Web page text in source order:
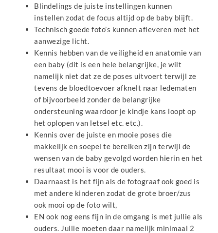
Blindelings de juiste instellingen kunnen
instellen zodat de focus altijd op de baby blijft.
Technisch goede foto’s kunnen afleveren met het
aanwezige licht.
Kennis hebben van de veiligheid en anatomie van
een baby (dit is een hele belangrijke, je wilt
namelijk niet dat ze de poses uitvoert terwijl ze
tevens de bloedtoevoer afknelt naar ledematen
of bijvoorbeeld zonder de belangrijke
ondersteuning waardoor je kindje kans loopt op
het oplopen van letsel etc. etc.).
Kennis over de juiste en mooie poses die
makkelijk en soepel te bereiken zijn terwijl de
wensen van de baby gevolgd worden hierin en het
resultaat mooi is voor de ouders.
Daarnaast is het fijn als de fotograaf ook goed is
met andere kinderen zodat de grote broer/zus
ook mooi op de foto wilt,
EN ook nog eens fijn in de omgang is met jullie als
ouders. Jullie moeten daar namelijk minimaal 2